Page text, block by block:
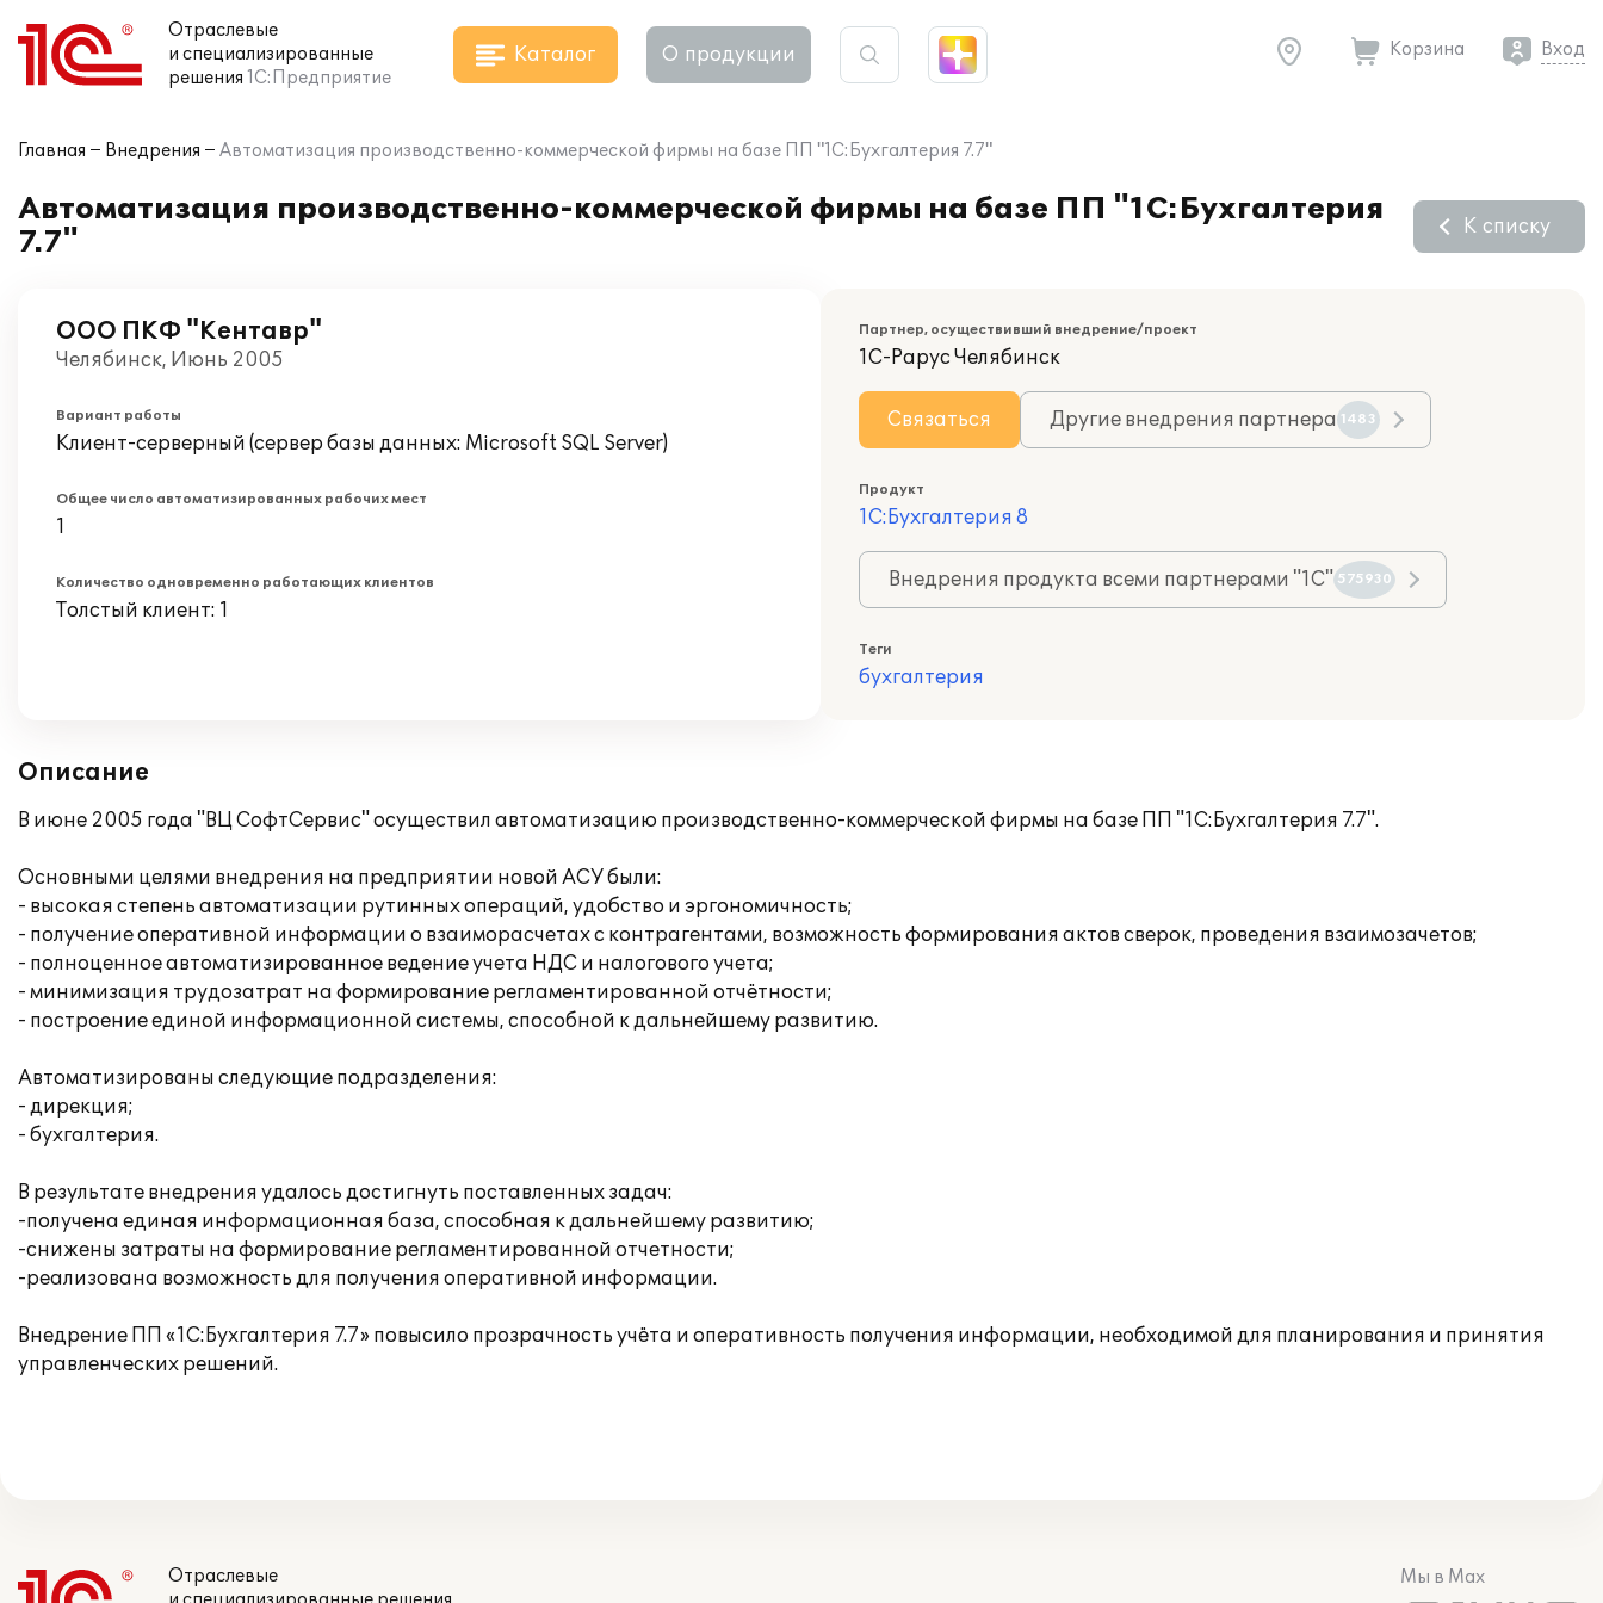
Отраслевые
и специализированные
решения 1С:Предприятие
Каталог О продукции Корзина Вход
Главная Внедрения Автоматизация производственно-коммерческой фирмы на базе ПП "1С:Бухгалтерия 7.7"
Автоматизация производственно-коммерческой фирмы на базе ПП "1С:Бухгалтерия
7.7"
К списку
ООО ПКФ "Кентавр"
Челябинск, Июнь 2005
Вариант работы
Клиент-серверный (сервер базы данных: Microsoft SQL Server)
Общее число автоматизированных рабочих мест
1
Количество одновременно работающих клиентов
Толстый клиент: 1
Партнер, осуществивший внедрение/проект
1С-Рарус Челябинск
Связаться Другие внедрения партнера 1483
Продукт
1С:Бухгалтерия 8
Внедрения продукта всеми партнерами "1С" 575930
Теги
бухгалтерия
Описание
В июне 2005 года "ВЦ СофтСервис" осуществил автоматизацию производственно-коммерческой фирмы на базе ПП "1С:Бухгалтерия 7.7".
Основными целями внедрения на предприятии новой АСУ были:
- высокая степень автоматизации рутинных операций, удобство и эргономичность;
- получение оперативной информации о взаиморасчетах с контрагентами, возможность формирования актов сверок, проведения взаимозачетов;
- полноценное автоматизированное ведение учета НДС и налогового учета;
- минимизация трудозатрат на формирование регламентированной отчётности;
- построение единой информационной системы, способной к дальнейшему развитию.
Автоматизированы следующие подразделения:
- дирекция;
- бухгалтерия.
В результате внедрения удалось достигнуть поставленных задач:
-получена единая информационная база, способная к дальнейшему развитию;
-снижены затраты на формирование регламентированной отчетности;
-реализована возможность для получения оперативной информации.
Внедрение ПП «1С:Бухгалтерия 7.7» повысило прозрачность учёта и оперативность получения информации, необходимой для планирования и принятия
управленческих решений.
Отраслевые
Мы в Max